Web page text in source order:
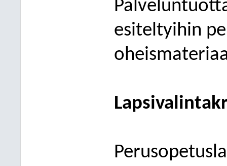
esiteltyihin